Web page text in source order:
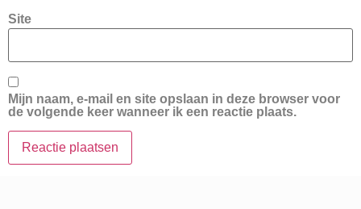
Site
Mijn naam, e-mail en site opslaan in deze browser voor
de volgende keer wanneer ik een reactie plaats.